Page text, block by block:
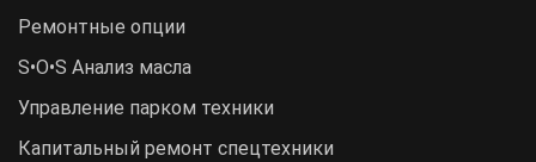
Ремонтные опции
S•O•S Анализ масла
Управление парком техники
Капитальный ремонт спецтехники